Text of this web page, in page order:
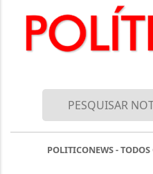
POLITICONEWS - TODOS